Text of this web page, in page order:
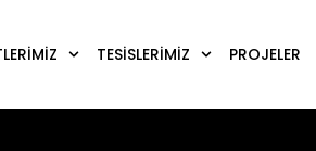
TESISLERIMIZ PROJELER